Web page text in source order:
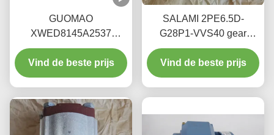
GUOMAO
XWED8145A2537
Snelheidsreductiemiddel
- Cycloïdale
penwielaandrijving
Vind de beste prijs
SALAMI 2PE6.5D-
G28P1-VVS40 gear
pump for high-pressure
industrial fluid
transportation
Vind de beste prijs